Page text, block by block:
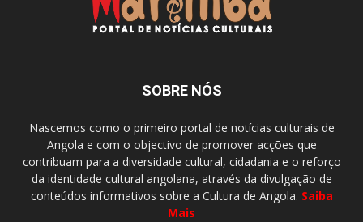
SOBRE NÓS
Nascemos como o primeiro portal de notícias culturais de
Angola e com o objectivo de promover acções que
contribuam para a diversidade cultural, cidadania e o reforço
da identidade cultural angolana, através da divulgação de
conteúdos informativos sobre a Cultura de Angola. Saiba
Mais